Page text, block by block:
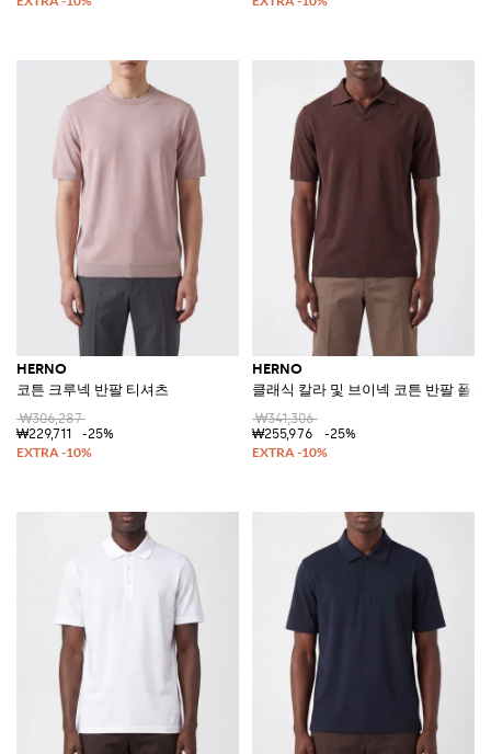
HERNO
코튼 크루넥 반팔 티셔츠
₩306,287
₩229,711
-25%
HERNO
클래식 칼라 및 브이넥 코튼 반팔 폴로
₩341,306
₩255,976
-25%